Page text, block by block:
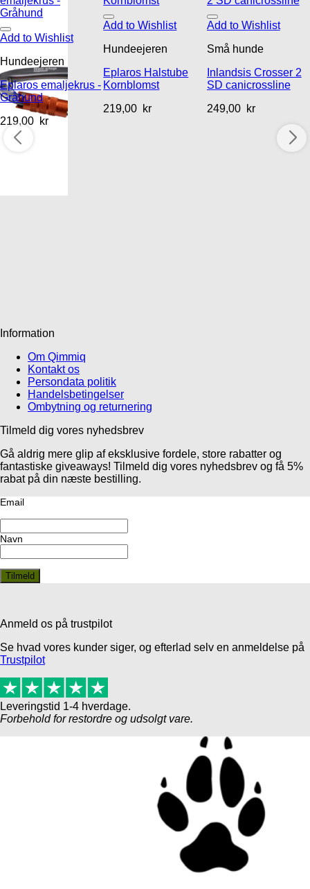
Add to Wishlist
Hundeejeren
Eplaros emaljekrus -
Gråhund
219,00 kr
Add to Wishlist
Hundeejeren
Eplaros Halstube
Kornblomst
219,00 kr
Add to Wishlist
Små hunde
Inlandsis Crosser 2
SD canicrossline
249,00 kr
Information
Om Qimmiq
Kontakt os
Persondata politik
Handelsbetingelser
Ombytning og returnering
Tilmeld dig vores nyhedsbrev
Gå aldrig mere glip af eksklusive fordele, store rabatter og
fantastiske giveaways! Tilmeld dig vores nyhedsbrev og få 5%
rabat på din næste bestilling.
Email
Navn
Anmeld os på trustpilot
Se hvad vores kunder siger, og efterlad selv en anmeldelse på
Trustpilot
Leveringstid 1-4 hverdage.
Forbehold for restordre og udsolgt vare.